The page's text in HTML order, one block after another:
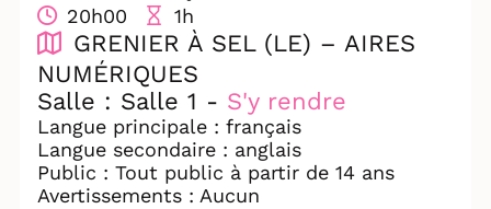
anglais), sa présence multiforme souligne
les distances sur lesquelles construire une
unique langue : la langue du théâtre.
Librement inspiré du personnage éponyme
de T.S. Eliot, Tirésias incarne notre
condition contemporaine fragmentée,
multiple, mais aspirant à l’unité.
Un spectacle vivant qui dépasse ses
limites physiques pour devenir un réseau
20h00
1h
GRENIER À SEL (LE) – AIRES
NUMÉRIQUES
Salle : Salle 1 - S'y rendre
Langue principale : français
Langue secondaire : anglais
Public : Tout public à partir de 14 ans
Avertissements : Aucun